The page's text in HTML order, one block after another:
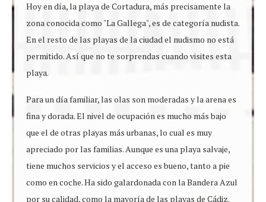
Hoy en día, la playa de Cortadura, más precisamente la
zona conocida como "La Gallega", es de categoría nudista.
En el resto de las playas de la ciudad el nudismo no está
permitido. Así que no te sorprendas cuando visites esta
playa.
Para un día familiar, las olas son moderadas y la arena es
fina y dorada. El nivel de ocupación es mucho más bajo
que el de otras playas más urbanas, lo cual es muy
apreciado por las familias. Aunque es una playa salvaje,
tiene muchos servicios y el acceso es bueno, tanto a pie
como en coche. Ha sido galardonada con la Bandera Azul
por su calidad, como la mayoría de las playas de Cádiz.